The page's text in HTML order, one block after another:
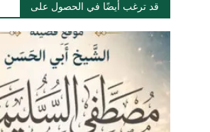
قد ترغب أيضًا في الحصول على